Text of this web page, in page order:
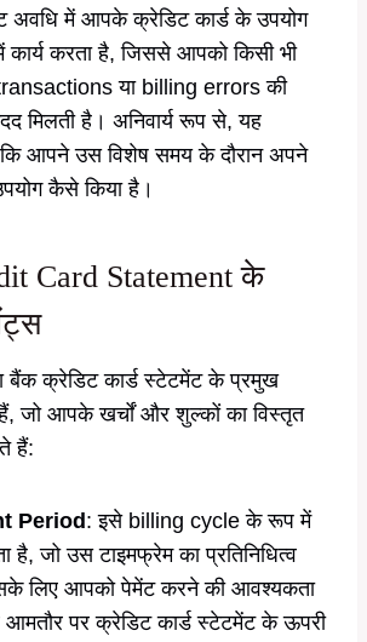
अवधि में आपके क्रेडिट कार्ड के उपयोग
कार्य करता है, जिससे आपको किसी भी
या billing errors की
मिलती है। अनिवार्य रूप से, यह
कि आपने उस विशेष समय के दौरान अपने
कैसे किया है।
Card Statement के
बैंक क्रेडिट कार्ड स्टेटमेंट के प्रमुख
जो आपके खर्चों और शुल्कों का विस्तृत
हैं:
Period : इसे billing cycle के रूप में
है, जो उस टाइमफ्रेम का प्रतिनिधित्व
लिए आपको पेमेंट करने की आवश्यकता
आमतौर पर क्रेडिट कार्ड स्टेटमेंट के ऊपरी